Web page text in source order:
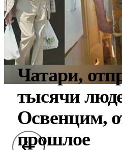
Чатари,
тысячи
Освенцим,
прошлое